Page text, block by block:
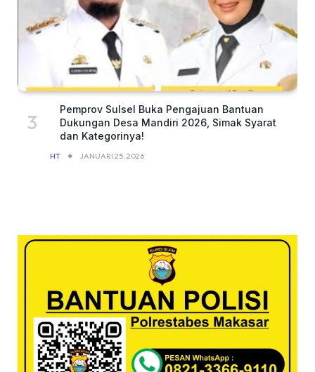
Pemprov Sulsel Buka Pengajuan Bantuan
Dukungan Desa Mandiri 2026, Simak Syarat
dan Kategorinya!
HT JANUARI 25, 2026